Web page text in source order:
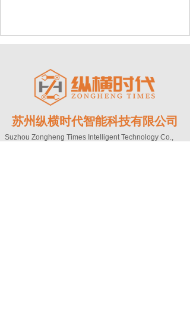
苏州纵横时代智能科技有限公司
Suzhou Zongheng Times Intelligent Technology Co.,